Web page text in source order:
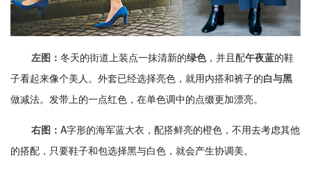
左图： 冬天的街道上装点一抹清新的绿色，并且配午夜蓝的鞋
子看起来像个美人。外套已经选择亮色，就用内搭和裤子的白与黑
做减法。发带上的一点红色，在单色调中的点缀更加漂亮。
右图： A字形的海军蓝大衣，配搭鲜亮的橙色，不用去考虑其他
的搭配，只要鞋子和包选择黑与白色，就会产生协调美。